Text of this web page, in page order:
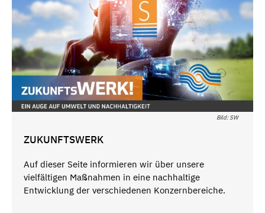
Bild: SW
ZUKUNFTSWERK
Auf dieser Seite informieren wir über unsere
vielfältigen Maßnahmen in eine nachhaltige
Entwicklung der verschiedenen Konzernbereiche.